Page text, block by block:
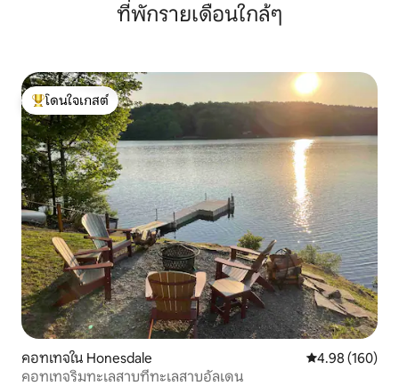
ที่พักรายเดือนใกล้ๆ
โดนใจเกสต์ที่สุด
โดนใจเกสต์
คอทเทจใน Honesdale คะแนนเฉลี่ย
4.98 (160)
คอทเทจริมทะเลสาบที่ทะเลสาบอัลเดน